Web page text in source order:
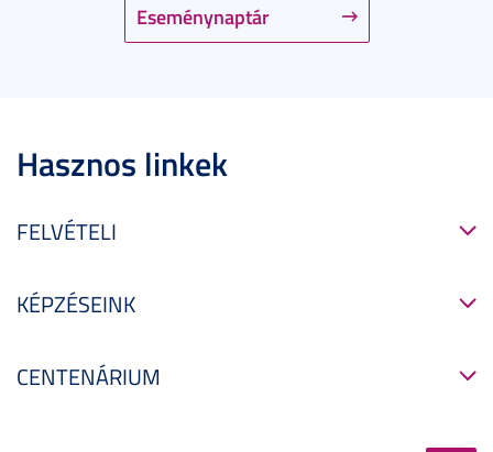
Eseménynaptár
Hasznos linkek
FELVÉTELI
KÉPZÉSEINK
CENTENÁRIUM